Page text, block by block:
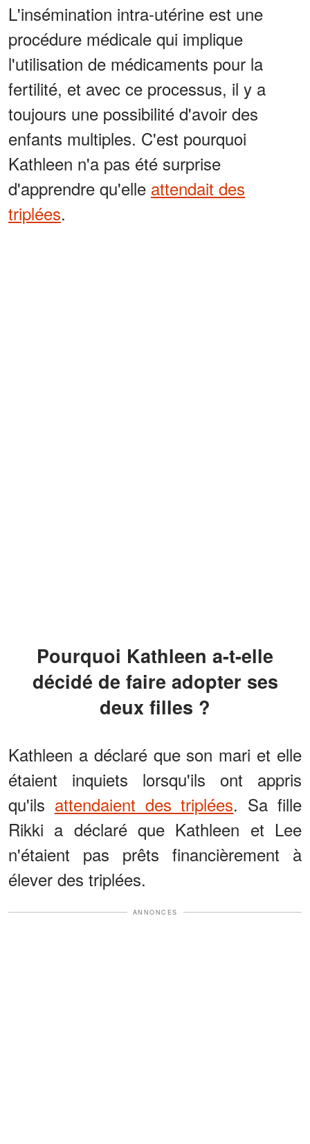
L'insémination intra-utérine est une
procédure médicale qui implique
l'utilisation de médicaments pour la
fertilité, et avec ce processus, il y a
toujours une possibilité d'avoir des
enfants multiples. C'est pourquoi
Kathleen n'a pas été surprise
d'apprendre qu'elle attendait des
triplées.
Pourquoi Kathleen a-t-elle
décidé de faire adopter ses
deux filles ?
Kathleen a déclaré que son mari et elle
étaient inquiets lorsqu'ils ont appris
qu'ils attendaient des triplées. Sa fille
Rikki a déclaré que Kathleen et Lee
n'étaient pas prêts financièrement à
élever des triplées.
ANNONCES